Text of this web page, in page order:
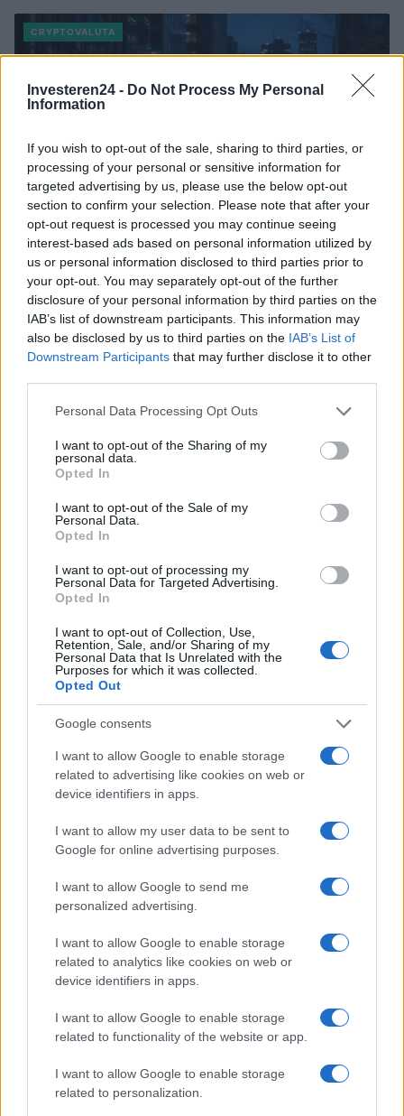
Investeren24 - Do Not Process My Personal
Information
If you wish to opt-out of the sale, sharing to third parties, or
processing of your personal or sensitive information for
targeted advertising by us, please use the below opt-out
section to confirm your selection. Please note that after your
opt-out request is processed you may continue seeing
interest-based ads based on personal information utilized by
us or personal information disclosed to third parties prior to
your opt-out. You may separately opt-out of the further
disclosure of your personal information by third parties on the
IAB’s list of downstream participants. This information may
also be disclosed by us to third parties on the IAB’s List of
Downstream Participants that may further disclose it to other
Please note that this website/app uses one or more Google
not limited to your visit or usage behaviour. You may click to
grant or deny consent to Google and its third-party tags to
use your data for below specified purposes in below Google
consent section.
Personal Data Processing Opt Outs
I want to opt-out of the Sharing of my
personal data.
Opted In
I want to opt-out of the Sale of my
Personal Data.
Opted In
I want to opt-out of processing my
Personal Data for Targeted Advertising.
Opted In
I want to opt-out of Collection, Use,
Retention, Sale, and/or Sharing of my
Personal Data that Is Unrelated with the
Purposes for which it was collected.
Opted Out
Google consents
I want to allow Google to enable storage
related to advertising like cookies on web or
device identifiers in apps.
I want to allow my user data to be sent to
Google for online advertising purposes.
I want to allow Google to send me
personalized advertising.
I want to allow Google to enable storage
related to analytics like cookies on web or
device identifiers in apps.
I want to allow Google to enable storage
related to functionality of the website or app.
I want to allow Google to enable storage
related to personalization.
CRYPTOVALUTA
Voormalig FBI-agent Patrick Steven Yaroch aangeklaagd voor
cryptovaluta-diefstal
Sanne De Vries · 7 aug 2026
CRYPTOVALUTA
juli en augustus 2026
Sven Bakker · 5 aug 2026
CRYPTOKOERSEN
Naam Prijs
Eureka Bridged PAX Gold (Terra $4,205.78
Kinza Babylon Staked BTC
(KBTC)
$83,270.00
Epoch Island
(EPOCH)
Stride Staked Injective $16.46